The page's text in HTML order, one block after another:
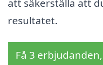
resultatet.
Få 3